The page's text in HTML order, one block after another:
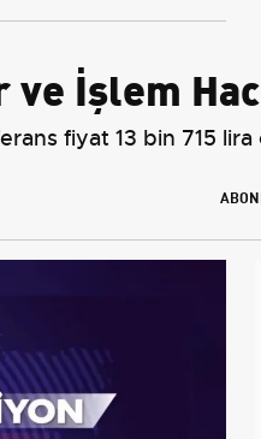
ve İşlem
fiyat 13 bin 715